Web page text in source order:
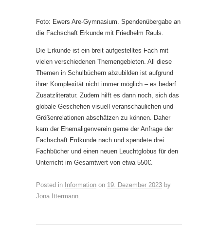
Foto: Ewers Are-Gymnasium. Spendenübergabe an
die Fachschaft Erkunde mit Friedhelm Rauls.
Die Erkunde ist ein breit aufgestelltes Fach mit
vielen verschiedenen Themengebieten. All diese
Themen in Schulbüchern abzubilden ist aufgrund
ihrer Komplexität nicht immer möglich – es bedarf
Zusatzliteratur. Zudem hilft es dann noch, sich das
globale Geschehen visuell veranschaulichen und
Größenrelationen abschätzen zu können. Daher
kam der Ehemaligenverein gerne der Anfrage der
Fachschaft Erdkunde nach und spendete drei
Fachbücher und einen neuen Leuchtglobus für den
Unterricht im Gesamtwert von etwa 550€.
Posted in Information on 19. Dezember 2023 by
Jona Ittermann